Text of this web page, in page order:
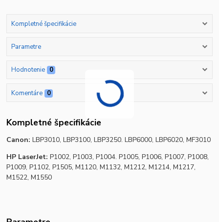
Kompletné špecifikácie
Parametre
Hodnotenie 0
Komentáre 0
Kompletné špecifikácie
Canon:LBP3010, LBP3100, LBP3250. LBP6000, LBP6020, MF3010
HP LaserJet:P1002, P1003, P1004. P1005, P1006, P1007, P1008,
P1009, P1102, P1505, M1120, M1132, M1212, M1214, M1217,
M1522, M1550